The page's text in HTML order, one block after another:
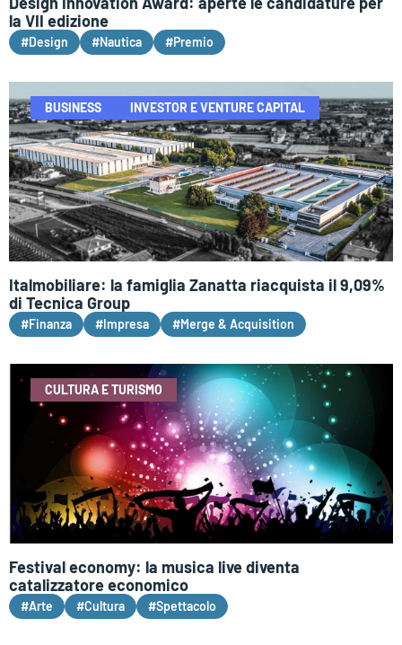
la VII edizione
#Design #Nautica #Premio
BUSINESS INVESTOR E VENTURE CAPITAL
Italmobiliare: la famiglia Zanatta riacquista il 9,09%
di Tecnica Group
#Finanza #Impresa #Merge & Acquisition
CULTURA E TURISMO
Festival economy: la musica live diventa
catalizzatore economico
#Arte #Cultura #Spettacolo